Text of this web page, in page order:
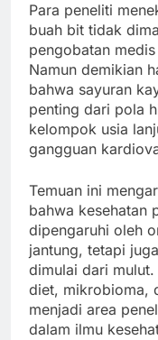
Para peneliti
buah bit tidak
pengobatan
Namun demikian
bahwa sayuran
penting dari pola
kelompok usia
gangguan
Temuan ini
bahwa kesehatan
dipengaruhi oleh
jantung, tetapi
dimulai dari
diet, mikrobioma,
menjadi area
dalam ilmu